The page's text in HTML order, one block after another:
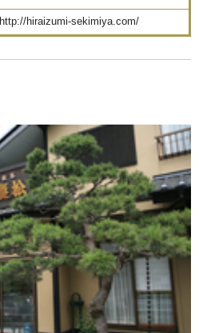
http://hiraizumi-sekimiya.com/